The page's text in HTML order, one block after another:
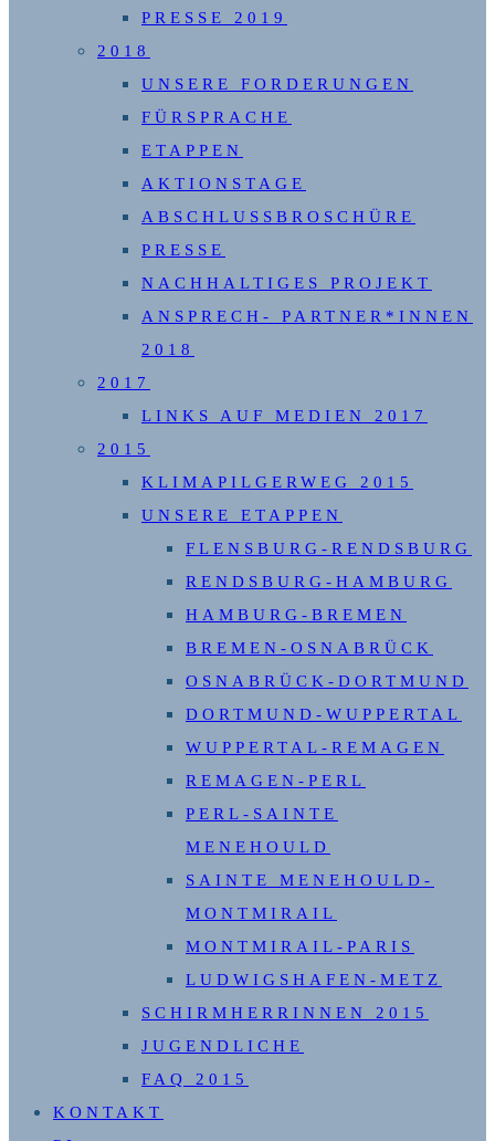
PRESSE 2019
2018
UNSERE FORDERUNGEN
FÜRSPRACHE
ETAPPEN
AKTIONSTAGE
ABSCHLUSSBROSCHÜRE
PRESSE
NACHHALTIGES PROJEKT
ANSPRECH- PARTNER*INNEN
2018
2017
LINKS AUF MEDIEN 2017
2015
KLIMAPILGERWEG 2015
UNSERE ETAPPEN
FLENSBURG-RENDSBURG
RENDSBURG-HAMBURG
HAMBURG-BREMEN
BREMEN-OSNABRÜCK
OSNABRÜCK-DORTMUND
DORTMUND-WUPPERTAL
WUPPERTAL-REMAGEN
REMAGEN-PERL
PERL-SAINTE
MENEHOULD
SAINTE MENEHOULD-
MONTMIRAIL
MONTMIRAIL-PARIS
LUDWIGSHAFEN-METZ
SCHIRMHERRINNEN 2015
JUGENDLICHE
FAQ 2015
KONTAKT